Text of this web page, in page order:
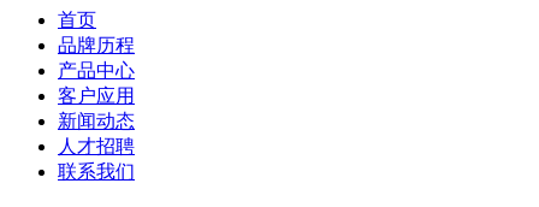
首页
品牌历程
产品中心
客户应用
新闻动态
人才招聘
联系我们